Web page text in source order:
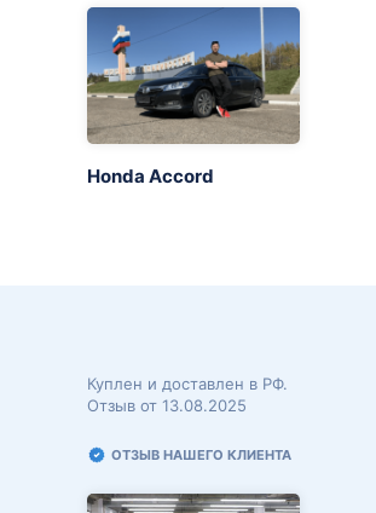
Honda Accord
Куплен и доставлен в РФ.
Отзыв от 13.08.2025
ОТЗЫВ НАШЕГО КЛИЕНТА